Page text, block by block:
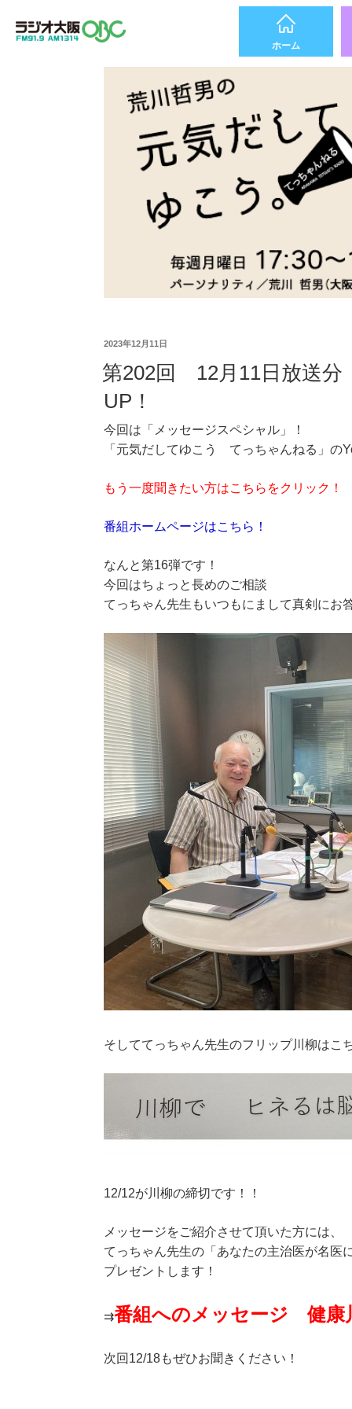
ホーム
2023年12月11日
第202回 12月11日放送
UP！
今回は「メッセージスペシャル」！
「元気だしてゆこう てっちゃんねる」の
もう一度聞きたい方はこちらをクリック！
番組ホームページはこちら！
なんと第16弾です！
今回はちょっと長めのご相談
てっちゃん先生もいつもにまして真剣にお
そしててっちゃん先生のフリップ川柳はこ
12/12が川柳の締切です！！
メッセージをご紹介させて頂いた方には、
てっちゃん先生の「あなたの主治医が名医
プレゼントします！
⇉番組へのメッセージ 健康
次回12/18もぜひお聞きください！